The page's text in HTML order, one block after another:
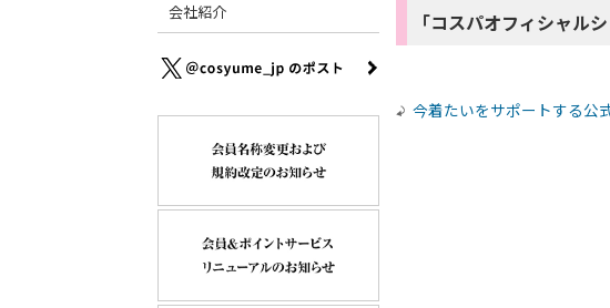
会社紹介
「コスパオフィシャル
今着たいをサポートする公